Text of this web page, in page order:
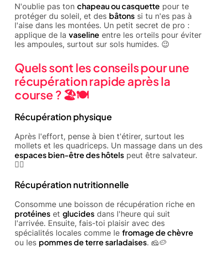
N'oublie pas ton chapeau ou casquette pour te
protéger du soleil, et des bâtons si tu n'es pas à
l'aise dans les montées. Un petit secret de pro :
applique de la vaseline entre les orteils pour éviter
les ampoules, surtout sur sols humides. 😉
Quels sont les conseils pour une
récupération rapide après la
course ? 🏖️🍽️
Récupération physique
Après l'effort, pense à bien t'étirer, surtout les
mollets et les quadriceps. Un massage dans un des
espaces bien-être des hôtels peut être salvateur.
💆‍♂️
Récupération nutritionnelle
Consomme une boisson de récupération riche en
protéines et glucides dans l'heure qui suit
l'arrivée. Ensuite, fais-toi plaisir avec des
spécialités locales comme le fromage de chèvre
ou les pommes de terre sarladaises. 🧀🥔